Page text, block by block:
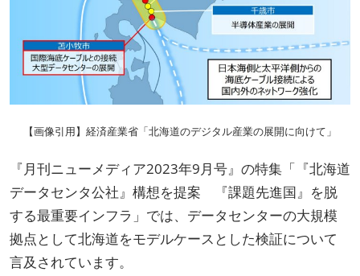
【画像引用】経済産業省「北海道のデジタル産業の展開に向けて」
『月刊ニューメディア2023年9月号』の特集「『北海道
データセンタ公社』構想を提案 『課題先進国』を脱
する最重要インフラ」では、データセンターの大規模
拠点として北海道をモデルケースとした検証について
言及されています。